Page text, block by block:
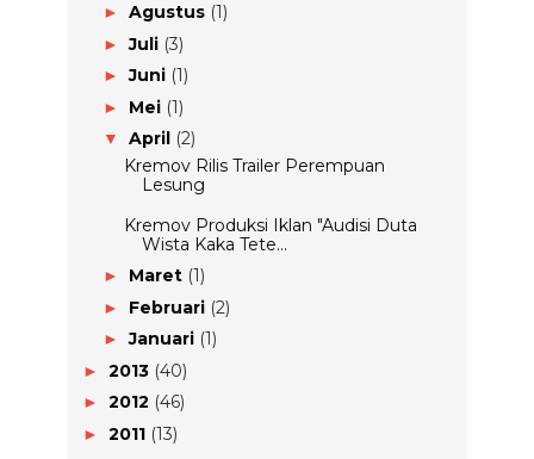
► Agustus (1)
►Juli (3)
►Juni (1)
► Mei (1)
▼ April (2)
Kremov Rilis Trailer Perempuan
Lesung
Kremov Produksi Iklan "Audisi Duta
Wista Kaka Tete...
► Maret (1)
► Februari (2)
►Januari (1)
► 2013 (40)
► 2012 (46)
► 2011 (13)